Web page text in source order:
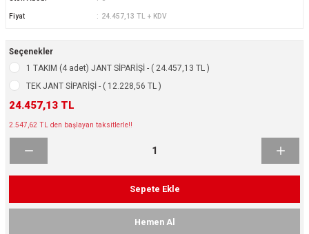
Lastikleri
Fiyat 24.457,13 TL + KDV
Seçenekler
1 TAKIM (4 adet) JANT SİPARİŞİ - ( 24.457,13 TL )
TEK JANT SİPARİŞİ - ( 12.228,56 TL )
24.457,13 TL
2.547,62 TL den başlayan taksitlerle!!
Sepete Ekle
Hemen Al